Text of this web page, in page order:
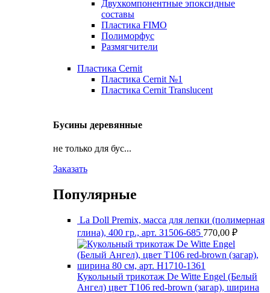
Двухкомпонентные эпоксидные
составы
Пластика FIMO
Полиморфус
Размягчители
Пластика Cernit
Пластика Cernit №1
Пластика Cernit Translucent
Бусины деревянные
не только для бус...
Заказать
Популярные
La Doll Premix, масса для лепки (полимерная
глина), 400 гр., арт. З1506-685 770,00 ₽
Кукольный трикотаж De Witte Engel (Белый
Ангел) цвет Т106 red-brown (загар), ширина